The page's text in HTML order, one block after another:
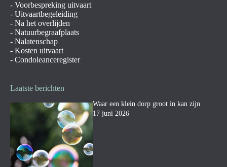
- Voorbespreking uitvaart
- Uitvaartbegeleiding
- Na het overlijden
- Natuurbegraafplaats
- Nalatenschap
- Kosten uitvaart
- Condoleanceregister
Laatste berichten
Waar een klein dorp groot in kan zijn
17 juni 2026